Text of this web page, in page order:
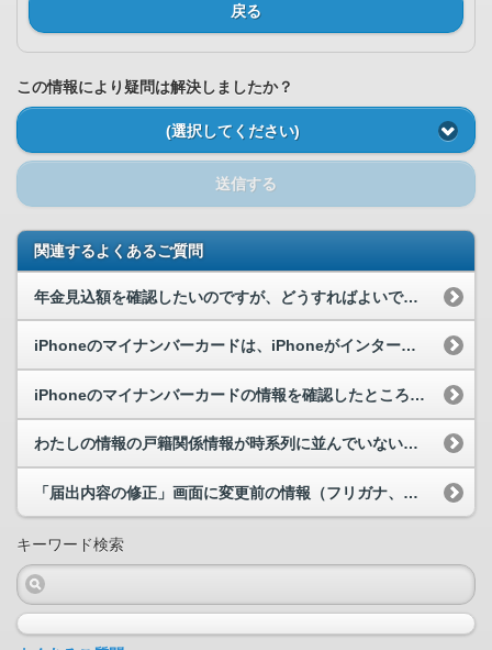
戻る
この情報により疑問は解決しましたか？
(選択してください)
送信する
関連するよくあるご質問
年金見込額を確認したいのですが、どうすればよいですか。
iPhoneのマイナンバーカードは、iPhoneがインターネットに接続していない状態でも利用で...
iPhoneのマイナンバーカードの情報を確認したところ年齢が１歳少なく表示されました。 なぜ...
わたしの情報の戸籍関係情報が時系列に並んでいないように見えます。なぜでしょうか。
「届出内容の修正」画面に変更前の情報（フリガナ、届出対象との代理関係、住所）が表示されていませ...
キーワード検索